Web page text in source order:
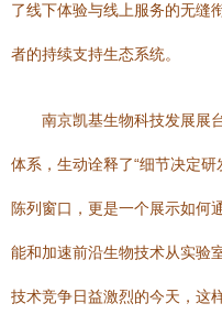
了线下体验与线上服务的无缝
者的持续支持生态系统。
南京凯基生物科技发展展
体系，生动诠释了“细节决定
陈列窗口，更是一个展示如何
能和加速前沿生物技术从实验
技术竞争日益激烈的今天，这